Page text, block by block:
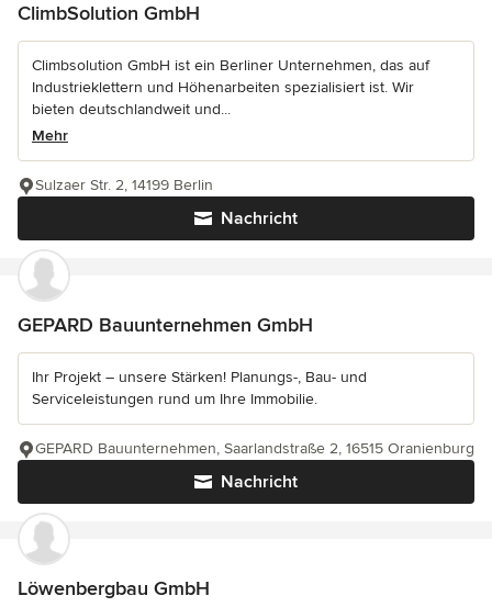
ClimbSolution GmbH
Climbsolution GmbH ist ein Berliner Unternehmen, das auf
Industrieklettern und Höhenarbeiten spezialisiert ist. Wir
bieten deutschlandweit und...
Mehr
Nachricht
Sulzaer Str. 2, 14199 Berlin
GEPARD Bauunternehmen GmbH
Ihr Projekt – unsere Stärken! Planungs-, Bau- und
Serviceleistungen rund um Ihre Immobilie.
Nachricht
GEPARD Bauunternehmen, Saarlandstraße 2, 16515 Oranienburg
Löwenbergbau GmbH